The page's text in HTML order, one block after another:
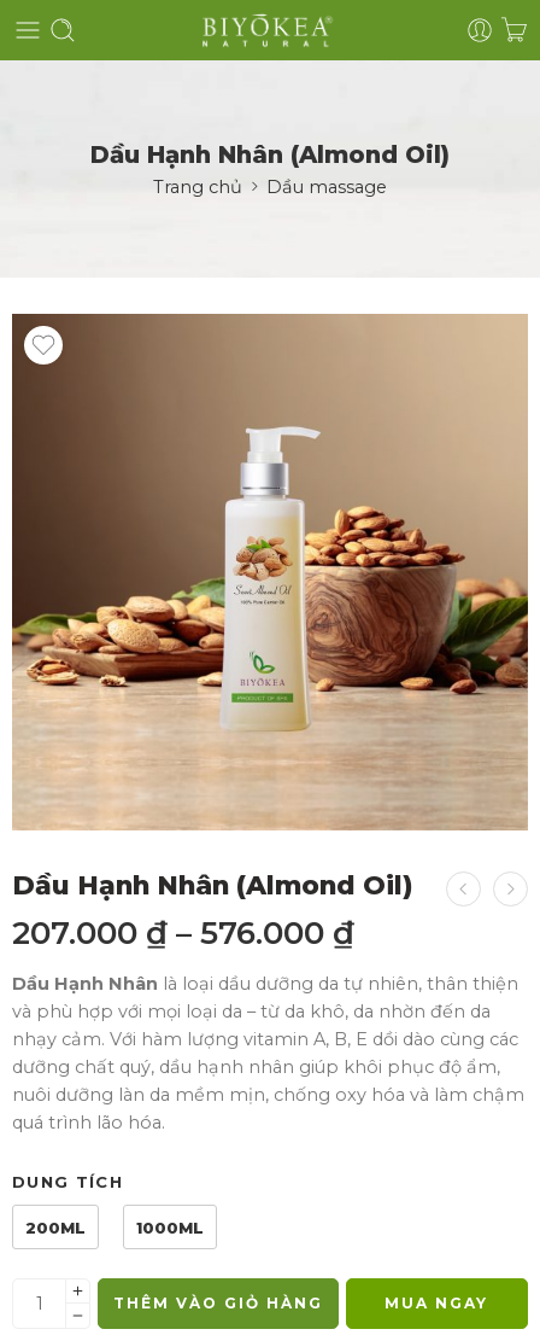
Dầu Hạnh Nhân (Almond Oil)
Trang chủ Dầu massage
Dầu Hạnh Nhân (Almond Oil)
207.000 ₫ – 576.000 ₫
Dầu Hạnh Nhân là loại dầu dưỡng da tự nhiên, thân thiện
và phù hợp với mọi loại da – từ da khô, da nhờn đến da
nhạy cảm. Với hàm lượng vitamin A, B, E dồi dào cùng các
dưỡng chất quý, dầu hạnh nhân giúp khôi phục độ ẩm,
nuôi dưỡng làn da mềm mịn, chống oxy hóa và làm chậm
quá trình lão hóa.
DUNG TÍCH
200ML 1000ML
THÊM VÀO GIỎ HÀNG MUA NGAY